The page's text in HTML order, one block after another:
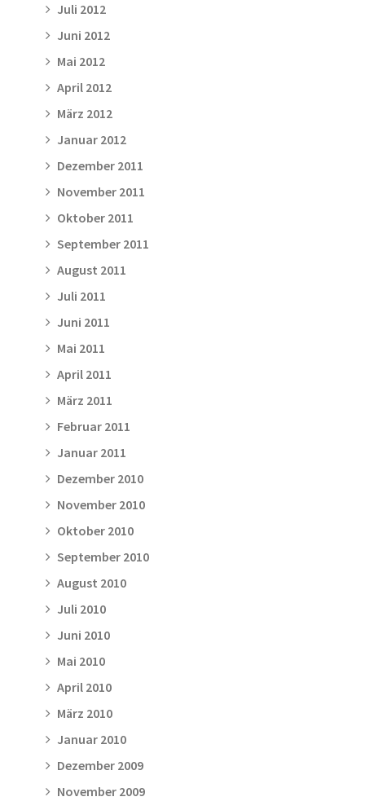
Juli 2012
Juni 2012
Mai 2012
April 2012
März 2012
Januar 2012
Dezember 2011
November 2011
Oktober 2011
September 2011
August 2011
Juli 2011
Juni 2011
Mai 2011
April 2011
März 2011
Februar 2011
Januar 2011
Dezember 2010
November 2010
Oktober 2010
September 2010
August 2010
Juli 2010
Juni 2010
Mai 2010
April 2010
März 2010
Januar 2010
Dezember 2009
November 2009